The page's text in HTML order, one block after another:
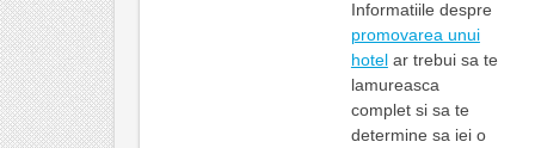
Informatiile despre
promovarea unui
hotelar trebui sa te
lamureasca
complet si sa te
determine sa iei o